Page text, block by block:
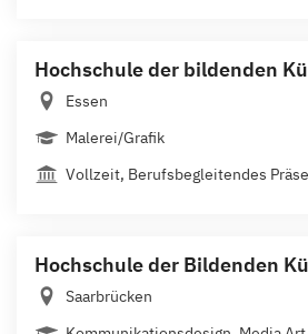
Hochschule der bildenden
Essen
Malerei/Grafik
Vollzeit, Berufsbegleitendes
Hochschule der Bildenden
Saarbrücken